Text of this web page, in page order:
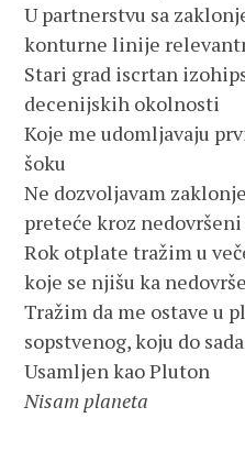
U partnerstvu sa
konturne linije
Stari grad iscrtan
decenijskih okolnosti
Koje me udomljavaju
šoku
Ne dozvoljavam
preteće kroz
Rok otplate tražim u
koje se njišu ka
Tražim da me ostave u
sopstvenog, koju do
Usamljen kao Pluton
Nisam planeta